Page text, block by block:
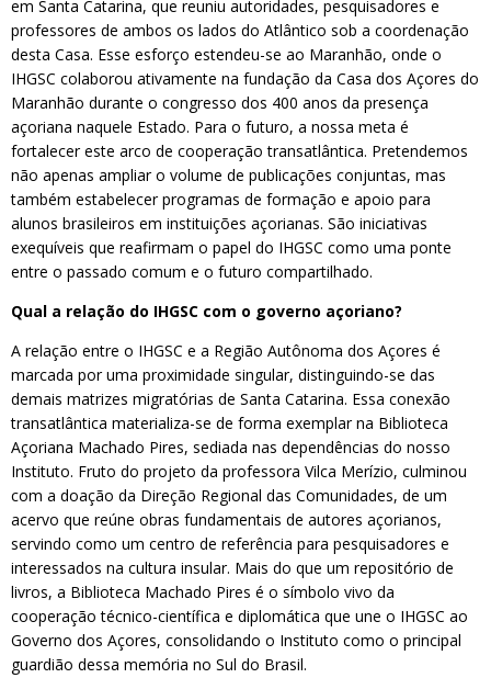
em Santa Catarina, que reuniu autoridades, pesquisadores e
professores de ambos os lados do Atlântico sob a coordenação
desta Casa. Esse esforço estendeu-se ao Maranhão, onde o
IHGSC colaborou ativamente na fundação da Casa dos Açores do
Maranhão durante o congresso dos 400 anos da presença
açoriana naquele Estado. Para o futuro, a nossa meta é
fortalecer este arco de cooperação transatlântica. Pretendemos
não apenas ampliar o volume de publicações conjuntas, mas
também estabelecer programas de formação e apoio para
alunos brasileiros em instituições açorianas. São iniciativas
exequíveis que reafirmam o papel do IHGSC como uma ponte
entre o passado comum e o futuro compartilhado.
Qual a relação do IHGSC com o governo açoriano?
A relação entre o IHGSC e a Região Autônoma dos Açores é
marcada por uma proximidade singular, distinguindo-se das
demais matrizes migratórias de Santa Catarina. Essa conexão
transatlântica materializa-se de forma exemplar na Biblioteca
Açoriana Machado Pires, sediada nas dependências do nosso
Instituto. Fruto do projeto da professora Vilca Merízio, culminou
com a doação da Direção Regional das Comunidades, de um
acervo que reúne obras fundamentais de autores açorianos,
servindo como um centro de referência para pesquisadores e
interessados na cultura insular. Mais do que um repositório de
livros, a Biblioteca Machado Pires é o símbolo vivo da
cooperação técnico-científica e diplomática que une o IHGSC ao
Governo dos Açores, consolidando o Instituto como o principal
guardião dessa memória no Sul do Brasil.